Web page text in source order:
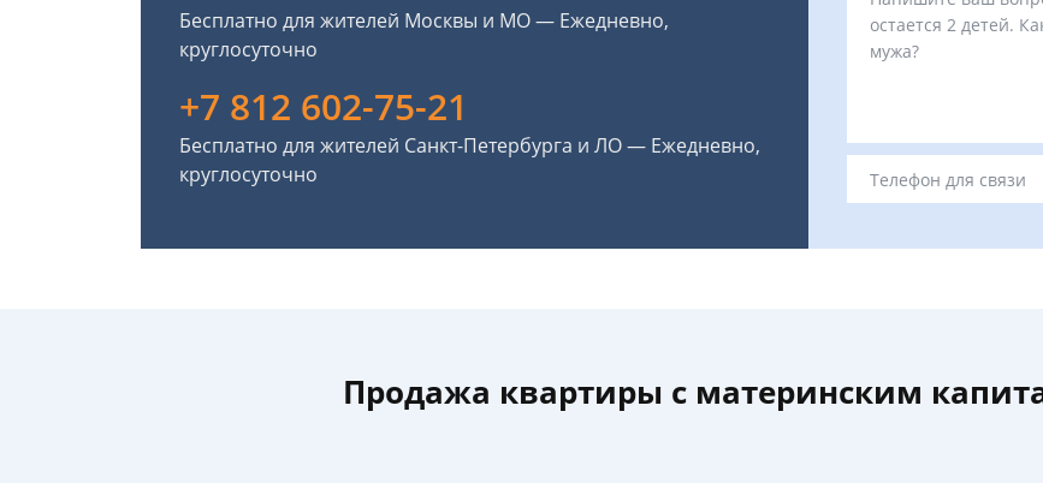
Бесплатно для жителей Москвы и МО — Ежедневно,
круглосуточно
+7 812 602-75-21
Бесплатно для жителей Санкт-Петербурга и ЛО — Ежедневно,
круглосуточно
Продажа квартиры с материнским